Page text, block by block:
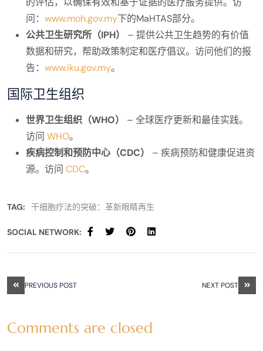
问： www.moh.gov.my下的MaHTAS部分。
公共卫生研究所（IPH）
– 提供公共卫生趋势的有价值
数据和研究，帮助政策制定和医疗倡议。访问他们的报
告： www.iku.gov.my。
国际卫生组织
世界卫生组织（WHO）
– 全球医疗更新和最佳实践。
访问 WHO。
疾病控制和预防中心（CDC）
– 疾病预防和健康促进资
源。访问 CDC。
TAG: 干细胞疗法的突破：革新眼睛再生
SOCIAL NETWORK:
PREVIOUS POST NEXT POST
Comments are closed